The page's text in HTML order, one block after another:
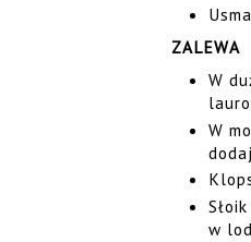
ZALEWA
W
W
w